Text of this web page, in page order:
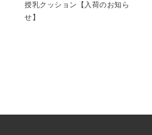
授乳クッション【入荷のお知ら
せ】